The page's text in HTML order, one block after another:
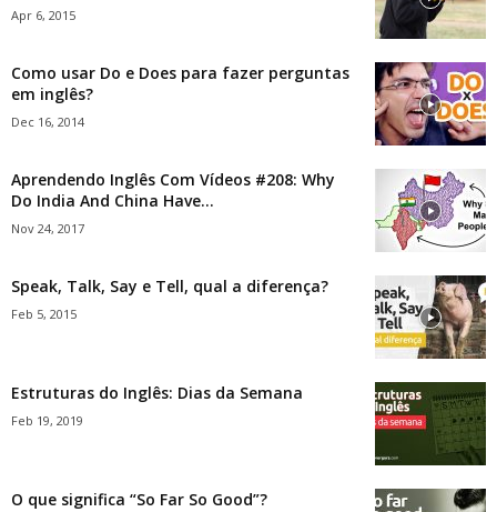
Apr 6, 2015
Como usar Do e Does para fazer perguntas
em inglês?
Dec 16, 2014
Aprendendo Inglês Com Vídeos #208: Why
Do India And China Have...
Nov 24, 2017
Speak, Talk, Say e Tell, qual a diferença?
Feb 5, 2015
Estruturas do Inglês: Dias da Semana
Feb 19, 2019
O que significa “So Far So Good”?